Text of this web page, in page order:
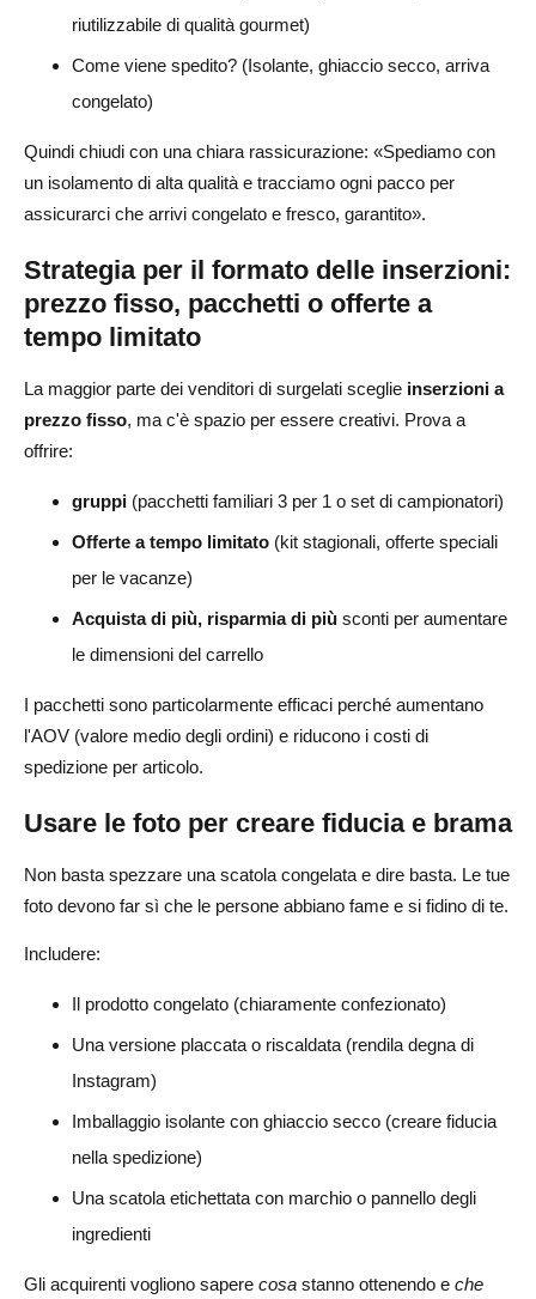
riutilizzabile di qualità gourmet)
Come viene spedito? (Isolante, ghiaccio secco, arriva
congelato)
Quindi chiudi con una chiara rassicurazione: «Spediamo con
un isolamento di alta qualità e tracciamo ogni pacco per
assicurarci che arrivi congelato e fresco, garantito».
Strategia per il formato delle inserzioni:
prezzo fisso, pacchetti o offerte a
tempo limitato
La maggior parte dei venditori di surgelati sceglie inserzioni a
prezzo fisso, ma c'è spazio per essere creativi. Prova a
offrire:
gruppi (pacchetti familiari 3 per 1 o set di campionatori)
Offerte a tempo limitato (kit stagionali, offerte speciali
per le vacanze)
Acquista di più, risparmia di più sconti per aumentare
le dimensioni del carrello
I pacchetti sono particolarmente efficaci perché aumentano
l'AOV (valore medio degli ordini) e riducono i costi di
spedizione per articolo.
Usare le foto per creare fiducia e brama
Non basta spezzare una scatola congelata e dire basta. Le tue
foto devono far sì che le persone abbiano fame e si fidino di te.
Includere:
Il prodotto congelato (chiaramente confezionato)
Una versione placcata o riscaldata (rendila degna di
Instagram)
Imballaggio isolante con ghiaccio secco (creare fiducia
nella spedizione)
Una scatola etichettata con marchio o pannello degli
ingredienti
Gli acquirenti vogliono sapere cosa stanno ottenendo e che